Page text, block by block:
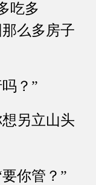
吃多
么多房子
？”
另立山头
你管？”